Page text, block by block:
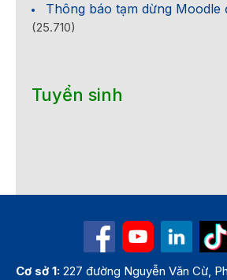
Thông báo tạm dừng Moodle
(25.710)
Tuyển sinh
Cơ sở 1: 227 đường Nguyễn Văn Cừ,